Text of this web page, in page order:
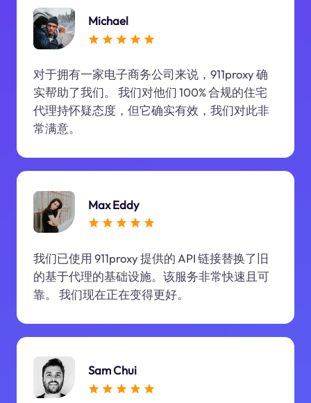
Michael
对于拥有一家电子商务公司来说，911proxy 确
实帮助了我们。 我们对他们 100% 合规的住宅
代理持怀疑态度，但它确实有效，我们对此非
常满意。
Max Eddy
我们已使用 911proxy 提供的 API 链接替换了旧
的基于代理的基础设施。该服务非常快速且可
靠。 我们现在正在变得更好。
Sam Chui